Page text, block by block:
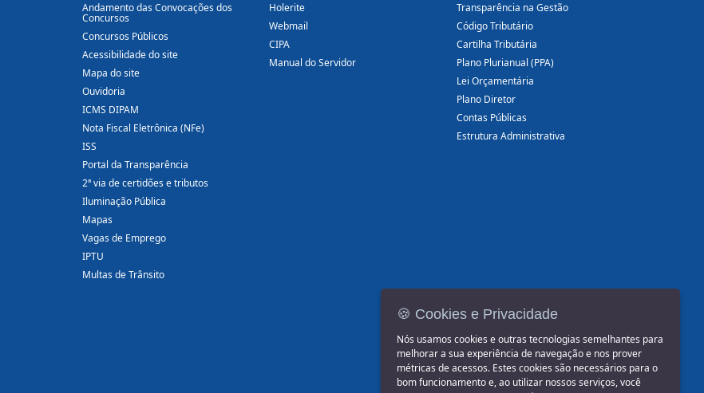
Andamento das Convocações dos
Concursos
Concursos Públicos
Acessibilidade do site
Mapa do site
Ouvidoria
ICMS DIPAM
Nota Fiscal Eletrônica (NFe)
ISS
Portal da Transparência
2ª via de certidões e tributos
Iluminação Pública
Mapas
Vagas de Emprego
IPTU
Multas de Trânsito
Holerite
Webmail
CIPA
Manual do Servidor
Transparência na Gestão
Código Tributário
Cartilha Tributária
Plano Plurianual (PPA)
Lei Orçamentária
Plano Diretor
Contas Públicas
Estrutura Administrativa
🍪 Cookies e Privacidade
Nós usamos cookies e outras tecnologias semelhantes para
melhorar a sua experiência de navegação e nos prover
métricas de acessos. Estes cookies são necessários para o
bom funcionamento e, ao utilizar nossos serviços, você